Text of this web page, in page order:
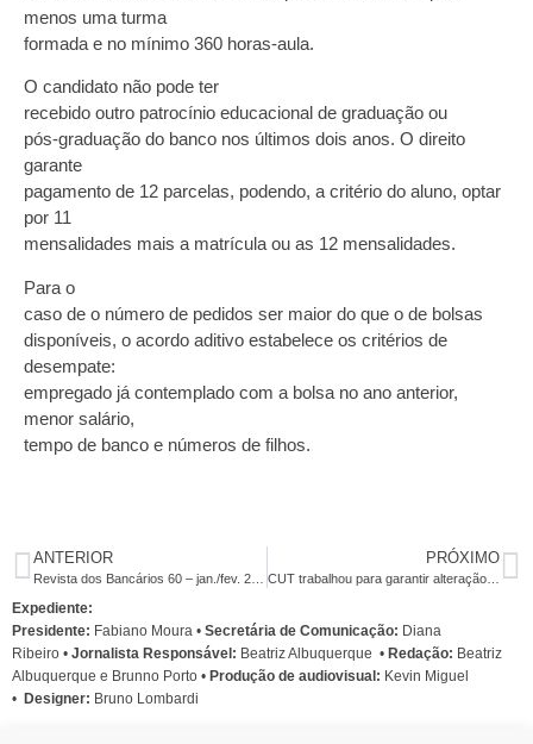
menos uma turma
formada e no mínimo 360 horas-aula.
O candidato não pode ter
recebido outro patrocínio educacional de graduação ou
pós-graduação do banco nos últimos dois anos. O direito
garante
pagamento de 12 parcelas, podendo, a critério do aluno, optar
por 11
mensalidades mais a matrícula ou as 12 mensalidades.
Para o
caso de o número de pedidos ser maior do que o de bolsas
disponíveis, o acordo aditivo estabelece os critérios de
desempate:
empregado já contemplado com a bolsa no ano anterior,
menor salário,
tempo de banco e números de filhos.
ANTERIOR PRÓXIMO
CUT trabalhou para garantir alteração no Estatuto da Pessoa com Deficiência
Expediente:
Presidente: Fabiano Moura • Secretária de Comunicação: Diana
Ribeiro • Jornalista Responsável: Beatriz Albuquerque • Redação: Beatriz
Albuquerque e Brunno Porto • Produção de audiovisual: Kevin Miguel
• Designer: Bruno Lombardi